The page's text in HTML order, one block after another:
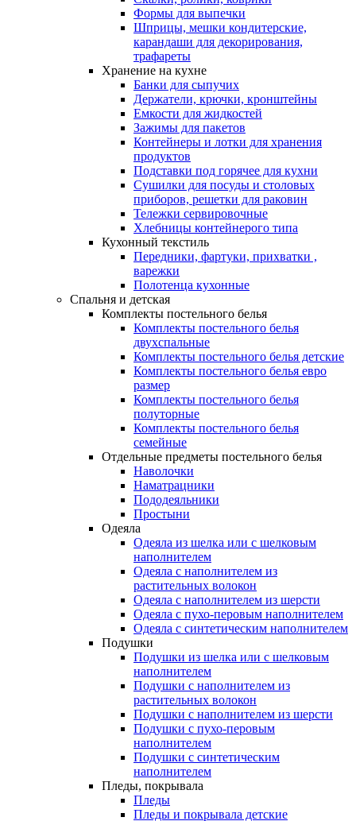
Формы для выпечки
Шприцы, мешки кондитерские,
карандаши для декорирования,
трафареты
Хранение на кухне
Банки для сыпучих
Держатели, крючки, кронштейны
Емкости для жидкостей
Зажимы для пакетов
Контейнеры и лотки для хранения
продуктов
Подставки под горячее для кухни
Сушилки для посуды и столовых
приборов, решетки для раковин
Тележки сервировочные
Хлебницы контейнерого типа
Кухонный текстиль
Передники, фартуки, прихватки ,
варежки
Полотенца кухонные
Спальня и детская
Комплекты постельного белья
Комплекты постельного белья
двухспальные
Комплекты постельного белья детские
Комплекты постельного белья евро
размер
Комплекты постельного белья
полуторные
Комплекты постельного белья
семейные
Отдельные предметы постельного белья
Наволочки
Наматрацники
Пододеяльники
Простыни
Одеяла
Одеяла из шелка или с шелковым
наполнителем
Одеяла с наполнителем из
растительных волокон
Одеяла с наполнителем из шерсти
Одеяла с пухо-перовым наполнителем
Одеяла с синтетическим наполнителем
Подушки
Подушки из шелка или с шелковым
наполнителем
Подушки с наполнителем из
растительных волокон
Подушки с наполнителем из шерсти
Подушки с пухо-перовым
наполнителем
Подушки с синтетическим
наполнителем
Пледы, покрывала
Пледы
Пледы и покрывала детские